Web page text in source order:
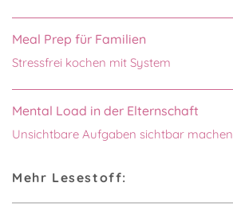
Meal Prep für Familien
Stressfrei kochen mit System
Mental Load in der Elternschaft
Unsichtbare Aufgaben sichtbar machen
Mehr Lesestoff: